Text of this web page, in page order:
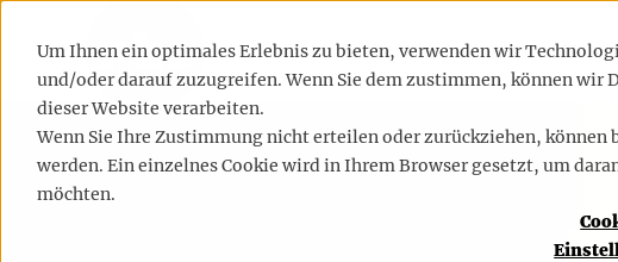
Um Ihnen ein optimales Erlebnis zu bieten, verwenden wir
und/oder darauf zuzugreifen. Wenn Sie dem zustimmen, können wir
dieser Website verarbeiten.
Wenn Sie Ihre Zustimmung nicht erteilen oder zurückziehen,
werden. Ein einzelnes Cookie wird in Ihrem Browser gesetzt, um
möchten.
LEISTUNGEN REFERENZEN